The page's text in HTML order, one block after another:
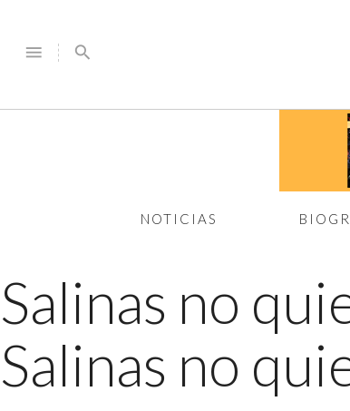
menu search
NOTICIAS
Salinas no
Salinas no